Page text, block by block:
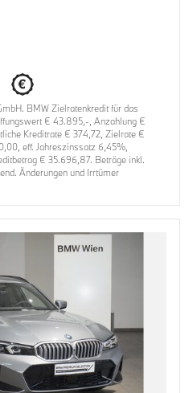
BMW Zielratenkredit für das
€ 43.895,-, Anzahlung €
Kreditrate € 374,72, Zielrate €
eff. Jahreszinssatz 6,45%,
€ 35.696,87. Beträge inkl.
Änderungen und Irrtümer